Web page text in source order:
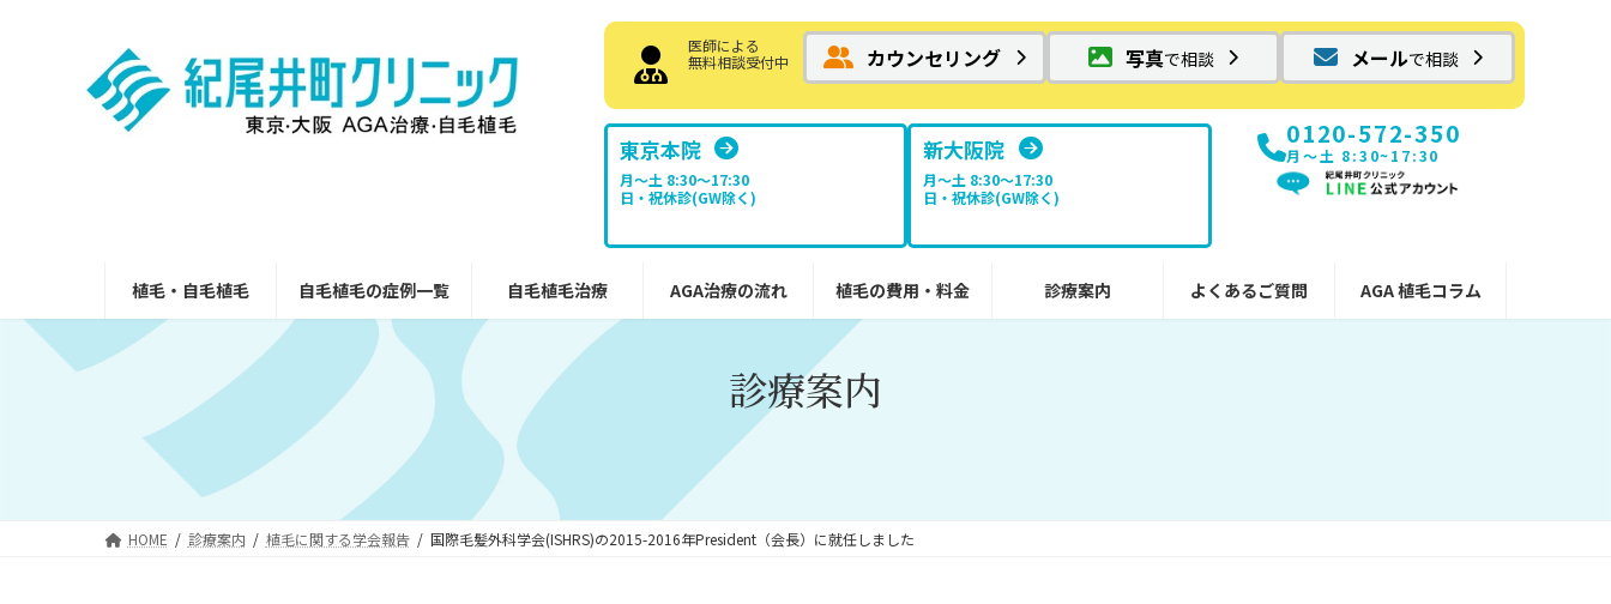
医師による
無料相談受付中
カウンセリング 写真で相談 メールで相談
東京本院
月～土 8:30〜17:30
日・祝休診(GW除く)
新大阪院
月～土 8:30〜17:30
日・祝休診(GW除く)
0120-572-350
月〜土 8:30~17:30
植毛・自毛植毛 自毛植毛の症例一覧 自毛植毛治療 AGA治療の流れ 植毛の費用・料金 診療案内 よくあるご質問 AGA 植毛コラム
診療案内
HOME 診療案内 植毛に関する学会報告 国際毛髪外科学会(ISHRS)の2015-2016年President（会長）に就任しました